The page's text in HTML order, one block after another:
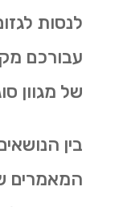
לנסות
עבורכם
של מגוון
בין
המאמרים